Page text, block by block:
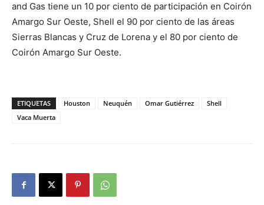
and Gas tiene un 10 por ciento de participación en Coirón
Amargo Sur Oeste, Shell el 90 por ciento de las áreas
Sierras Blancas y Cruz de Lorena y el 80 por ciento de
Coirón Amargo Sur Oeste.
ETIQUETAS Houston Neuquén Omar Gutiérrez
Shell
Vaca Muerta